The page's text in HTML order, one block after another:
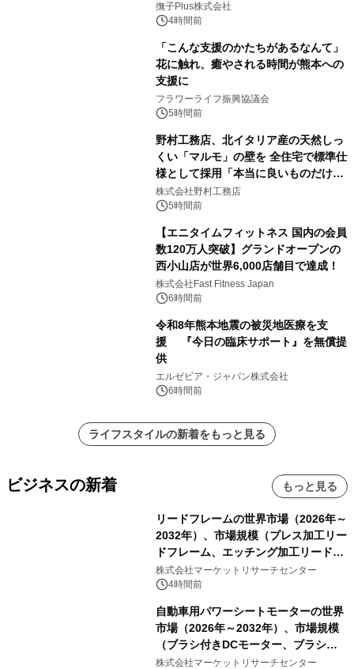
撫子Plus株式会社
4時間前
「こんな支援のかたちがあるなんて」
花に触れ、癒やされる時間が熊本への
支援に
フラワーライフ振興協議会
5時間前
野村工務店、北イタリア産の天然しっ
くい「マルモ」の壁を 全住宅で標準仕
様として採用「本当に良いものだけに
こだわる」
株式会社野村工務店
5時間前
【エニタイムフィットネス 国内の会員
数120万人突破】グランドオープンの
西小山店が世界6,000店舗目で達成！
株式会社Fast Fitness Japan
6時間前
令和8年熊本地震の被災地医療を支
援 『今日の臨床サポート』を無償提
供
エルゼビア・ジャパン株式会社
6時間前
ライフスタイルの新着をもっと見る
ビジネスの新着 もっと見る
リードフレームの世界市場（2026年～
2032年）、市場規模（プレス加工リー
ドフレーム、エッチング加工リードフ
レーム）・分析レポートを発表
株式会社マーケットリサーチセンター
4時間前
自動車用パワーシートモーターの世界
市場（2026年～2032年）、市場規模
（ブラシ付きDCモーター、ブラシレ
スDCモーター）・分析レポートを発
株式会社マーケットリサーチセンター